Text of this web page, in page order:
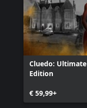
Cluedo: Ultimate
Edition
€ 59,99+